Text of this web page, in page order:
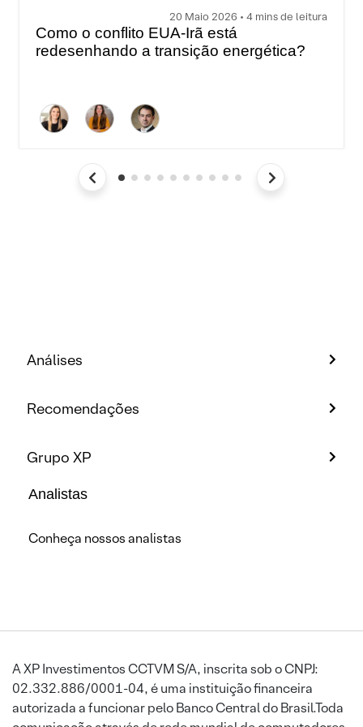
20 Maio 2026 • 4 mins de leitura
Como o conflito EUA-Irã está
redesenhando a transição energética?
Análises
Recomendações
Grupo XP
Analistas
Conheça nossos analistas
A XP Investimentos CCTVM S/A, inscrita sob o CNPJ:
02.332.886/0001-04, é uma instituição financeira
autorizada a funcionar pelo Banco Central do Brasil.Toda